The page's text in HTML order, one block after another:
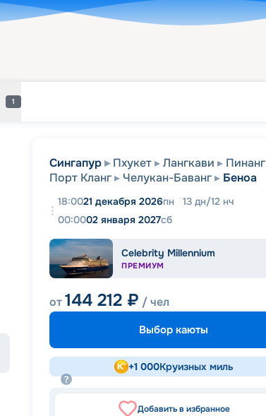
1
Сингапур Пхукет Лангкави
Пинанг
Порт Кланг
Челукан-Баванг Беноа
18:0021 декабря 2026пн 13 дн/12 нч
00:0002 января 2027сб
Celebrity Millennium
ПРЕМИУМ
от144 212 ₽ / чел
Выбор каюты
+1 000Круизных миль
Добавить в избранное